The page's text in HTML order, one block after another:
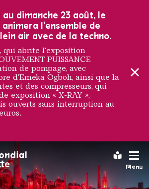
Menu
La Völklinger Hütte
au dimanche 23 août, le
animera l'ensemble de
air avec de la techno.
qui abrite l'exposition
PUISSANCE
de pompage, avec
d'Emeka Ogboh, ainsi que la
et des compresseurs, qui
exposition « X-RAY »,
ouverts sans interruption au